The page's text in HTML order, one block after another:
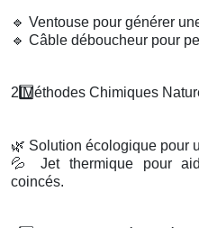
🔹 Ventouse pour générer
🔹 Câble déboucheur pour
2️ Méthodes Chimiques
🌿 Solution écologique pour
💦
Jet thermique pour
coincés.